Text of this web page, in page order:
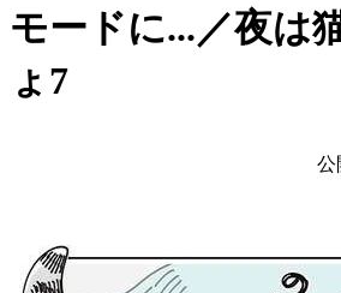
モードに...／夜は
ょ7
公